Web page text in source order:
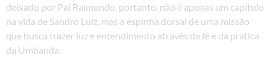
deixado por Pai Raimundo, portanto, não é apenas um capítulo
na vida de Sandro Luiz, mas a espinha dorsal de uma missão
que busca trazer luz e entendimento através da fé e da prática
da Umbanda.